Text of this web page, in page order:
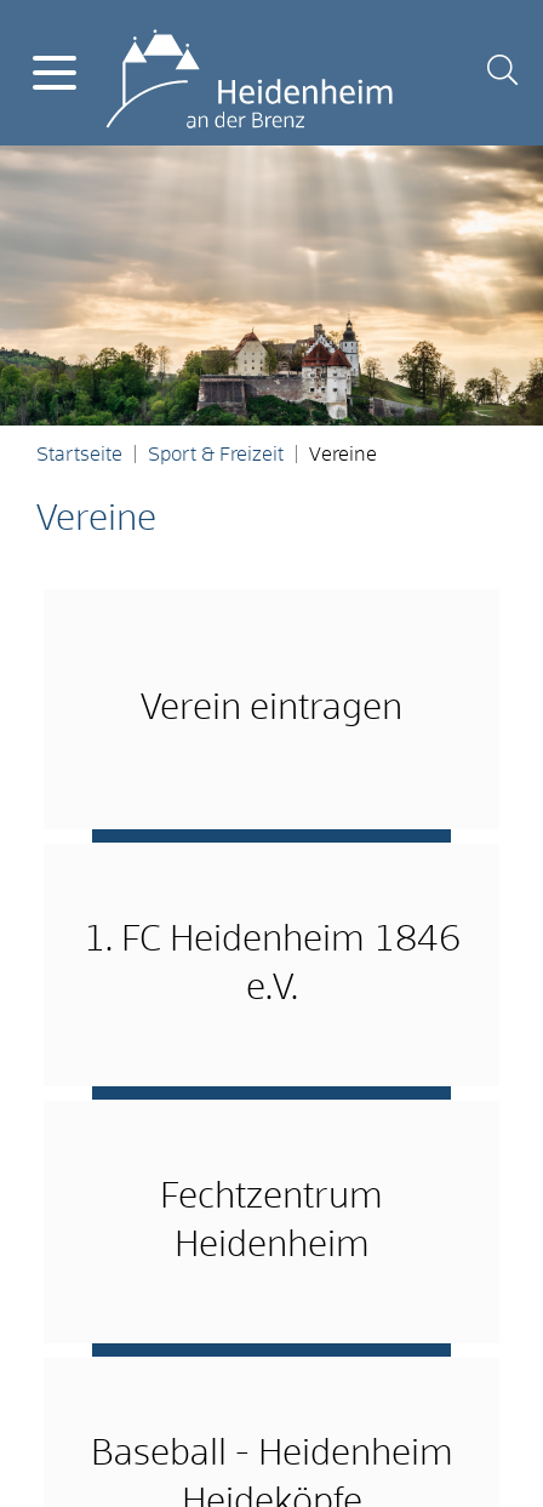
Startseite Sport & Freizeit Vereine
Vereine
Verein eintragen
1. FC Heidenheim 1846
e.V.
Fechtzentrum
Heidenheim
Baseball - Heidenheim